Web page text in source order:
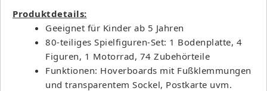
Produktdetails:
Geeignet für Kinder ab 5 Jahren
80-teiliges Spielfiguren-Set: 1 Bodenplatte, 4
Figuren, 1 Motorrad, 74 Zubehörteile
Funktionen: Hoverboards mit Fußklemmungen
und transparentem Sockel, Postkarte uvm.